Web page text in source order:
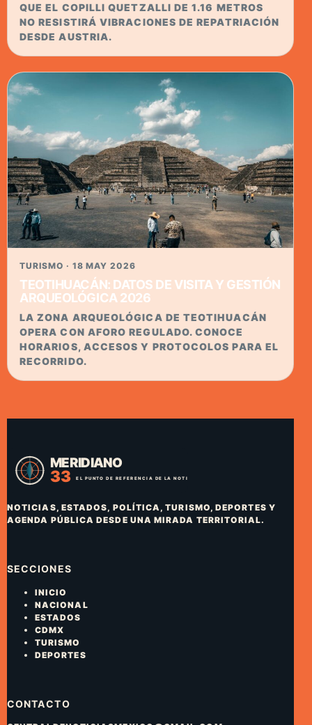
QUE EL COPILLI QUETZALLI DE 1.16 METROS
NO RESISTIRÁ VIBRACIONES DE REPATRIACIÓN
DESDE AUSTRIA.
TURISMO · 18 MAY 2026
TEOTIHUACÁN: DATOS DE VISITA Y GESTIÓN
ARQUEOLÓGICA 2026
LA ZONA ARQUEOLÓGICA DE TEOTIHUACÁN
OPERA CON AFORO REGULADO. CONOCE
HORARIOS, ACCESOS Y PROTOCOLOS PARA EL
RECORRIDO.
NOTICIAS, ESTADOS, POLÍTICA, TURISMO, DEPORTES Y
AGENDA PÚBLICA DESDE UNA MIRADA TERRITORIAL.
SECCIONES
INICIO
NACIONAL
ESTADOS
CDMX
TURISMO
DEPORTES
CONTACTO